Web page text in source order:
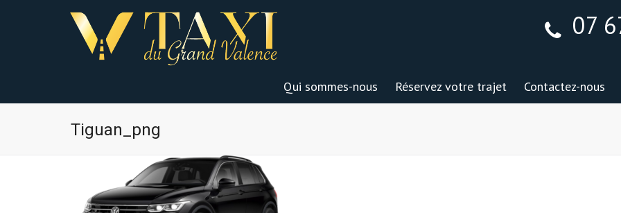
07
Qui sommes-nous Réservez votre trajet Contactez-nous
Tiguan_png